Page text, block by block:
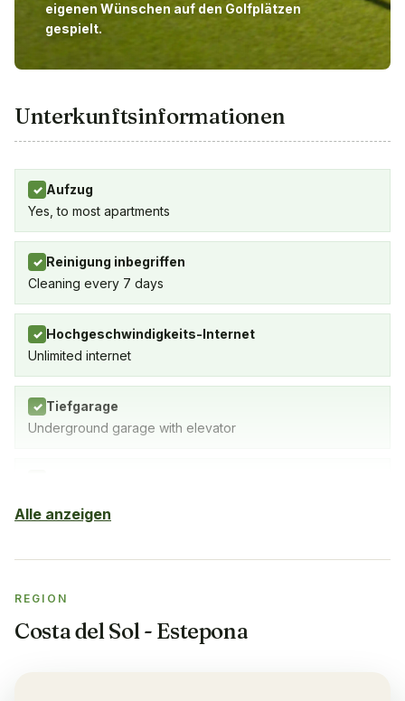
eigenen Wünschen auf den Golfplätzen
gespielt.
Unterkunftsinformationen
✓ Aufzug
Yes, to most apartments
✓ Reinigung inbegriffen
Cleaning every 7 days
✓ Hochgeschwindigkeits-Internet
Unlimited internet
✓ Tiefgarage
Underground garage with elevator
Alle anzeigen
REGION
Costa del Sol - Estepona